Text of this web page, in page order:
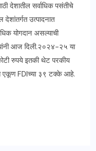
देशातील सर्वाधिक पसंतीचे
उत्पादनात
योगदान असल्याची
आज दिली.२०२४-२५ या
रुपये इतकी थेट परकीय
एकूण FDIच्या ३९ टक्के आहे.